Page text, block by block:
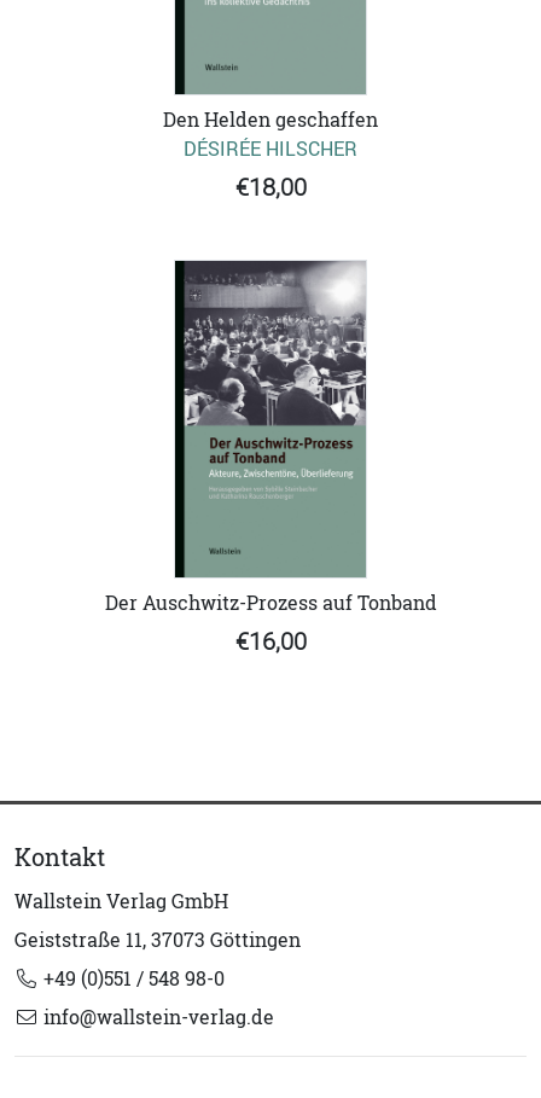
Den Helden geschaffen
DÉSIRÉE HILSCHER
€18,00
Der Auschwitz-Prozess auf Tonband
€16,00
Kontakt
Wallstein Verlag GmbH
Geiststraße 11, 37073 Göttingen
+49 (0)551 / 548 98-0
info@wallstein-verlag.de